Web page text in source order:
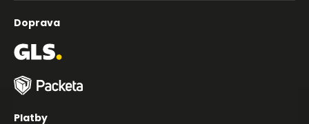
Doprava
Platby